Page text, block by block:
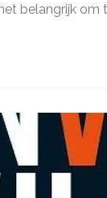
belangrijk